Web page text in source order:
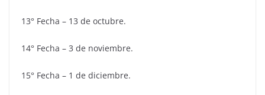
13° Fecha – 13 de octubre.
14° Fecha – 3 de noviembre.
15° Fecha – 1 de diciembre.